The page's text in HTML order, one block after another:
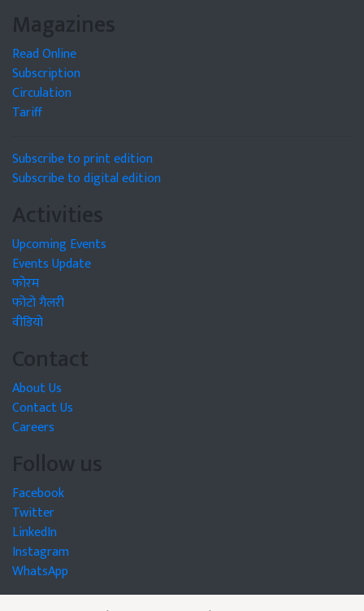
Magazines
Read Online
Subscription
Circulation
Tariff
Subscribe to print edition
Subscribe to digital edition
Activities
Upcoming Events
Events Update
फोरम
फोटो गैलरी
वीडियो
Contact
About Us
Contact Us
Careers
Follow us
Facebook
Twitter
LinkedIn
Instagram
WhatsApp